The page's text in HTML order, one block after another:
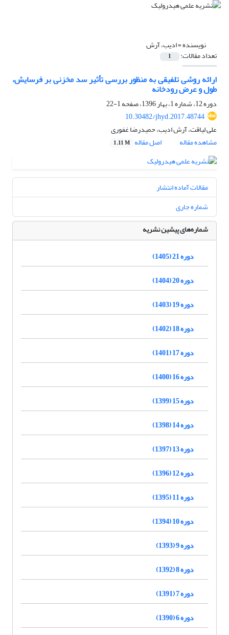
نویسنده =ادیب، آرش
تعداد مقالات: 1
ارائه روشی تلفیقی به منظور بررسی تأثیر سد مخزنی بر فرسایش،
طول و عرض رودخانه
دوره 12، شماره 1، بهار 1396، صفحه
1-22
10.30482/jhyd.2017.48744
علی لیاقت، آرش ادیب، حمیدرضا غفوری
مشاهده مقاله
اصل مقاله 1.11 M
مقالات آماده انتشار
شماره جاری
شماره‌های پیشین نشریه
دوره 21 (1405)
دوره 20 (1404)
دوره 19 (1403)
دوره 18 (1402)
دوره 17 (1401)
دوره 16 (1400)
دوره 15 (1399)
دوره 14 (1398)
دوره 13 (1397)
دوره 12 (1396)
دوره 11 (1395)
دوره 10 (1394)
دوره 9 (1393)
دوره 8 (1392)
دوره 7 (1391)
دوره 6 (1390)